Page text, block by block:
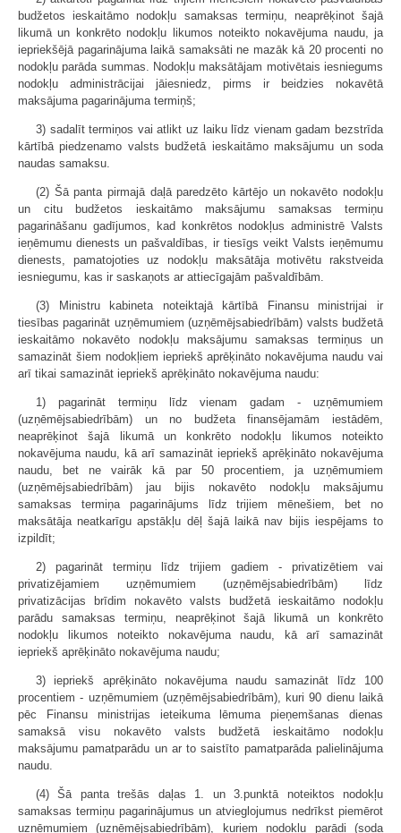
budžetos ieskaitāmo nodokļu samaksas termiņu, neaprēķinot šajā
likumā un konkrēto nodokļu likumos noteikto nokavējuma naudu, ja
iepriekšējā pagarinājuma laikā samaksāti ne mazāk kā 20 procenti no
nodokļu parāda summas. Nodokļu maksātājam motivētais iesniegums
nodokļu administrācijai jāiesniedz, pirms ir beidzies nokavētā
maksājuma pagarinājuma termiņš;
3) sadalīt termiņos vai atlikt uz laiku līdz vienam gadam bezstrīda
kārtībā piedzenamo valsts budžetā ieskaitāmo maksājumu un soda
naudas samaksu.
(2) Šā panta pirmajā daļā paredzēto kārtējo un nokavēto nodokļu
un citu budžetos ieskaitāmo maksājumu samaksas termiņu
pagarināšanu gadījumos, kad konkrētos nodokļus administrē Valsts
ieņēmumu dienests un pašvaldības, ir tiesīgs veikt Valsts ieņēmumu
dienests, pamatojoties uz nodokļu maksātāja motivētu rakstveida
iesniegumu, kas ir saskaņots ar attiecīgajām pašvaldībām.
(3) Ministru kabineta noteiktajā kārtībā Finansu ministrijai ir
tiesības pagarināt uzņēmumiem (uzņēmējsabiedrībām) valsts budžetā
ieskaitāmo nokavēto nodokļu maksājumu samaksas termiņus un
samazināt šiem nodokļiem iepriekš aprēķināto nokavējuma naudu vai
arī tikai samazināt iepriekš aprēķināto nokavējuma naudu:
1) pagarināt termiņu līdz vienam gadam - uzņēmumiem
(uzņēmējsabiedrībām) un no budžeta finansējamām iestādēm,
neaprēķinot šajā likumā un konkrēto nodokļu likumos noteikto
nokavējuma naudu, kā arī samazināt iepriekš aprēķināto nokavējuma
naudu, bet ne vairāk kā par 50 procentiem, ja uzņēmumiem
(uzņēmējsabiedrībām) jau bijis nokavēto nodokļu maksājumu
samaksas termiņa pagarinājums līdz trijiem mēnešiem, bet no
maksātāja neatkarīgu apstākļu dēļ šajā laikā nav bijis iespējams to
izpildīt;
2) pagarināt termiņu līdz trijiem gadiem - privatizētiem vai
privatizējamiem uzņēmumiem (uzņēmējsabiedrībām) līdz
privatizācijas brīdim nokavēto valsts budžetā ieskaitāmo nodokļu
parādu samaksas termiņu, neaprēķinot šajā likumā un konkrēto
nodokļu likumos noteikto nokavējuma naudu, kā arī samazināt
iepriekš aprēķināto nokavējuma naudu;
3) iepriekš aprēķināto nokavējuma naudu samazināt līdz 100
procentiem - uzņēmumiem (uzņēmējsabiedrībām), kuri 90 dienu laikā
pēc Finansu ministrijas ieteikuma lēmuma pieņemšanas dienas
samaksā visu nokavēto valsts budžetā ieskaitāmo nodokļu
maksājumu pamatparādu un ar to saistīto pamatparāda palielinājuma
naudu.
(4) Šā panta trešās daļas 1. un 3.punktā noteiktos nodokļu
samaksas termiņu pagarinājumus un atvieglojumus nedrīkst piemērot
uzņēmumiem (uzņēmējsabiedrībām), kuriem nodokļu parādi (soda